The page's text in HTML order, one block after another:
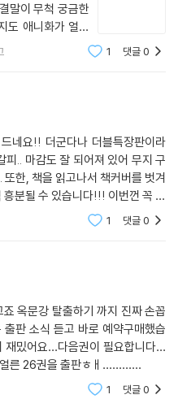
말이 무척 궁금한
도 애니화가 얼른
이 재질이라 활발
예쁘고 마음에
1 댓글0
네요!! 더군다나 더블특장판이라
.. 마감도 잘 되어져 있어 무지 구
한, 책을 읽고나서 책커버를 벗겨
분될 수 있습니다!!! 이번껀 꼭 사
1 댓글0
옥문강 탈출하기 까지 진짜 손꼽
판 소식 듣고 바로 예약구매했습
재밌어요…다음권이 필요합니다…
얼른 26권을 출판ㅎㅐ…………
1 댓글0